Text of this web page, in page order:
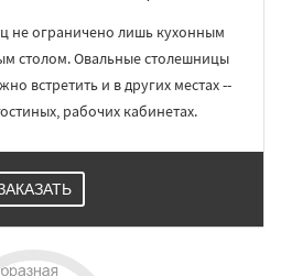
не ограничено лишь кухонным
столом. Овальные столешницы
встретить и в других местах --
рабочих кабинетах.